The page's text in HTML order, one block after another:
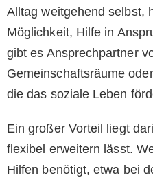
Alltag weitgehend selbst,
Möglichkeit, Hilfe in
gibt es Ansprechpartner
Gemeinschaftsräume
die das soziale Leben
Ein großer Vorteil liegt
flexibel erweitern lässt.
Hilfen benötigt, etwa bei